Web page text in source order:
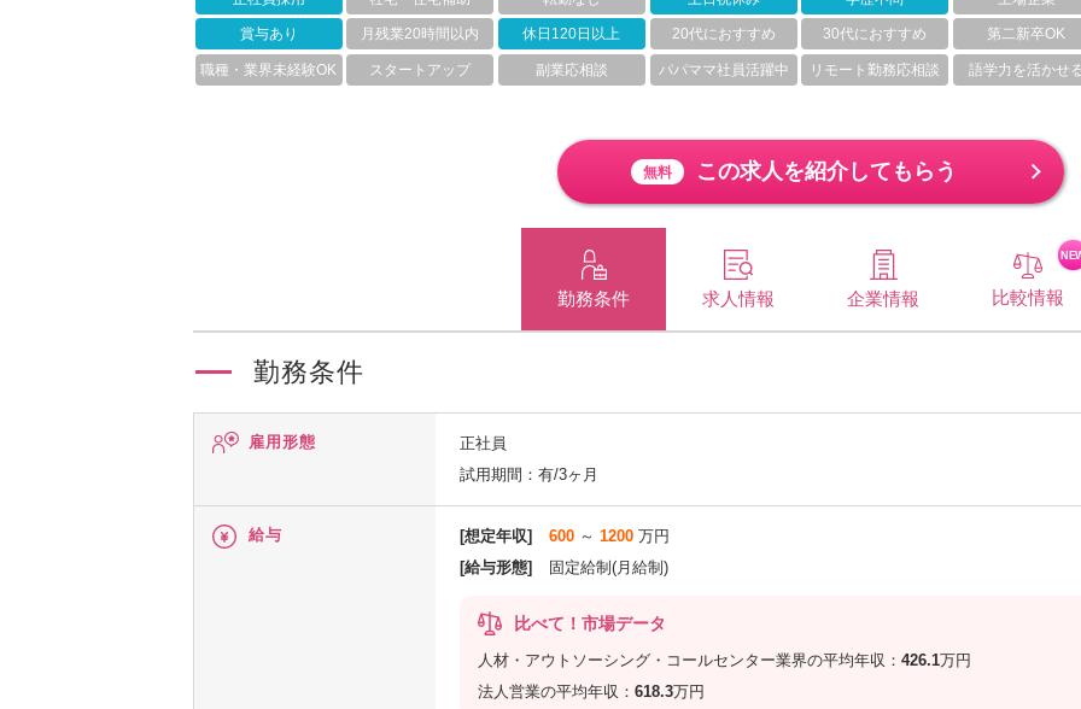
賞与あり 月残業20時間以内 休日120日以上 20代におすすめ 30代におすすめ 第二新卒OK
職種・業界未経験OK スタートアップ 副業応相談 パパママ社員活躍中 リモート勤務応相談 語学力を活かせ
無料 この求人を紹介してもらう
勤務条件 求人情報 企業情報 比較情報
勤務条件
雇用形態
正社員
試用期間：有/3ヶ月
給与 [想定年収] 600 ～ 1200 万円
[給与形態]
固定給制(月給制)
比べて！市場データ
人材・アウトソーシング・コールセンター業界の平均年収： 426.1万円
法人営業の平均年収： 618.3万円